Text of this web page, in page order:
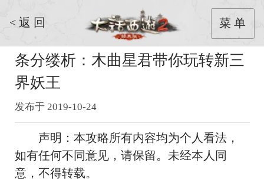
< 返 回 菜 单
条分缕析：木曲星君带你玩转新三
界妖王
发布于 2019-10-24
声明：本攻略所有内容均为个人看法，
如有任何不同意见，请保留。未经本人同
意，不得转载。